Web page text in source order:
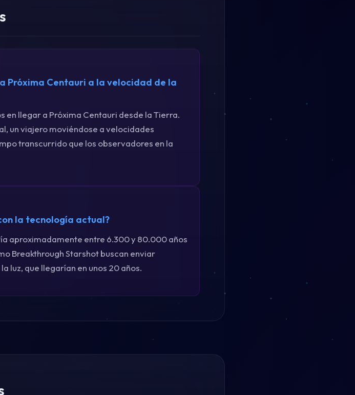
Próxima Centauri a la velocidad de la
en llegar a Próxima Centauri desde la Tierra.
un viajero moviéndose a velocidades
transcurrido que los observadores en la
la tecnología actual?
aproximadamente entre 6.300 y 80.000 años
Breakthrough Starshot buscan enviar
luz, que llegarían en unos 20 años.